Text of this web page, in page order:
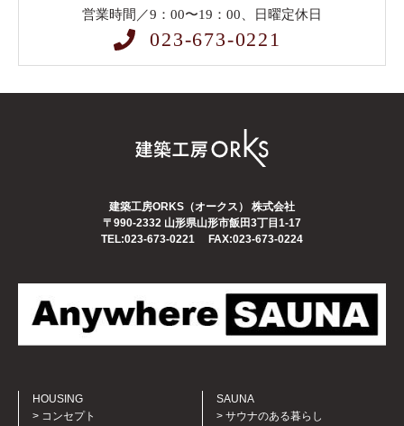
営業時間／9：00〜19：00、日曜定休日
023-673-0221
建築工房ORKS（オークス） 株式会社
〒990-2332 山形県山形市飯田3丁目1-17
TEL:023-673-0221
FAX:023-673-0224
HOUSING
コンセプト
SAUNA
サウナのある暮らし